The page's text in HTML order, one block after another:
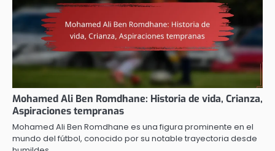
Mohamed Ali Ben Romdhane: Historia de vida, Crianza,
Aspiraciones tempranas
Mohamed Ali Ben Romdhane es una figura prominente en el
mundo del fútbol, conocido por su notable trayectoria desde